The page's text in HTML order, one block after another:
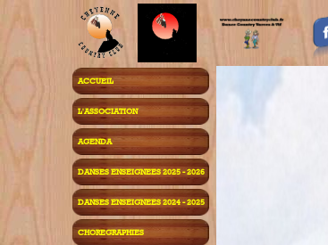
ACCUEIL
L'ASSOCIATION
AGENDA
DANSES ENSEIGNEES 2025 - 2026
DANSES ENSEIGNEES 2024 - 2025
CHOREGRAPHIES